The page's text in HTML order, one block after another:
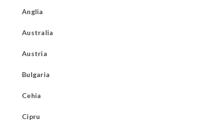
Anglia
Australia
Austria
Bulgaria
Cehia
Cipru